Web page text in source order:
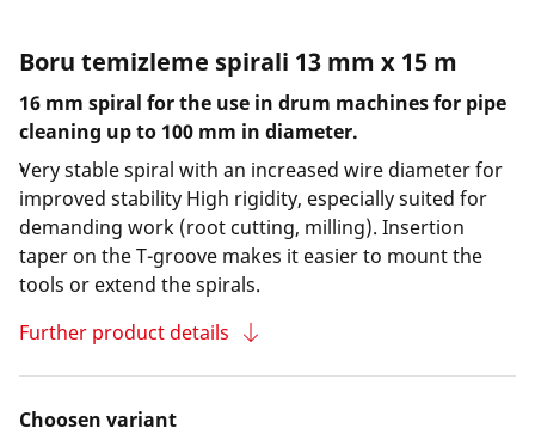
Boru temizleme spirali 13 mm x 15 m
16 mm spiral for the use in drum machines for pipe
cleaning up to 100 mm in diameter.
Very stable spiral with an increased wire diameter for
improved stability High rigidity, especially suited for
demanding work (root cutting, milling). Insertion
taper on the T-groove makes it easier to mount the
tools or extend the spirals.
Further product details
Choosen variant